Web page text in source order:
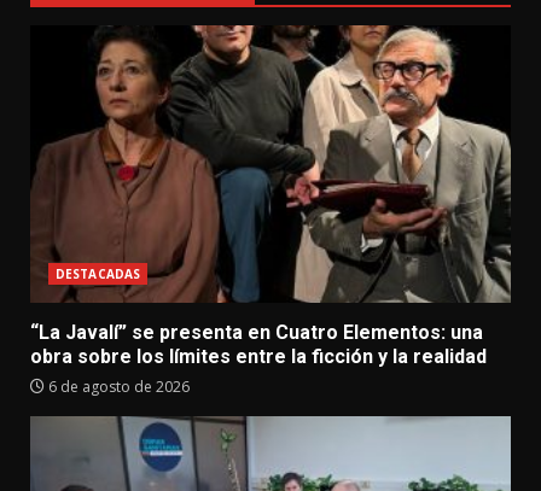
DESTACADAS
“La Javalí” se presenta en Cuatro Elementos: una
obra sobre los límites entre la ficción y la realidad
6 de agosto de 2026